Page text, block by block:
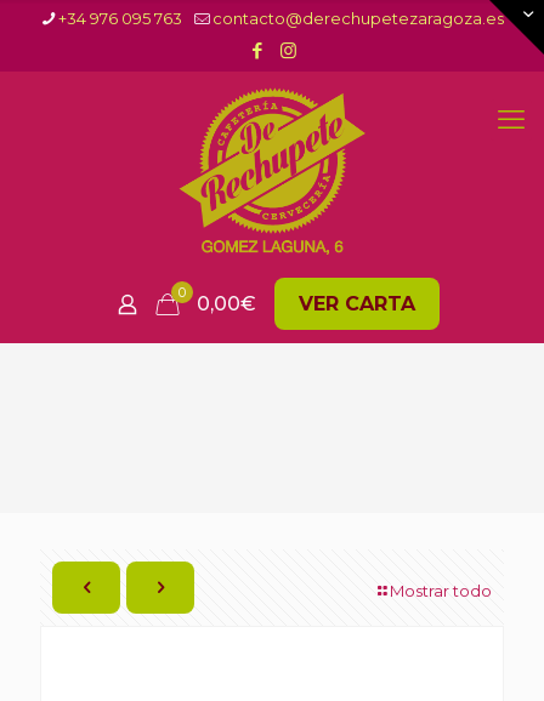
+34 976 095 763 contacto@derechupetezaragoza.es
0 0,00€ VER CARTA
Mostrar todo